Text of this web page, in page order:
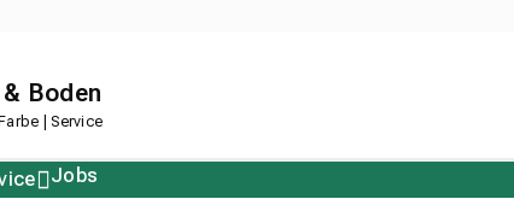
Boden
| Service
Jobs